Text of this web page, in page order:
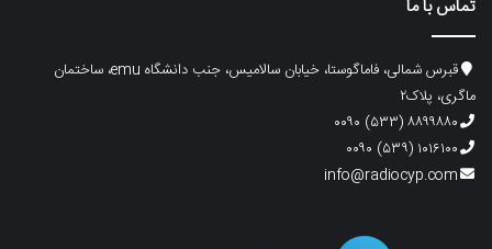
تماس با ما
قبرس شمالی، فاماگوستا، خیابان سالامیس، جنب دانشگاه emu، ساختمان
ماگری، پلاک۲
۸۸۹۹۸۸۰ (۵۳۳) ۰۰۹۰
۱۰۱۶۱۰۰ (۵۳۹) ۰۰۹۰
info@radiocyp.com